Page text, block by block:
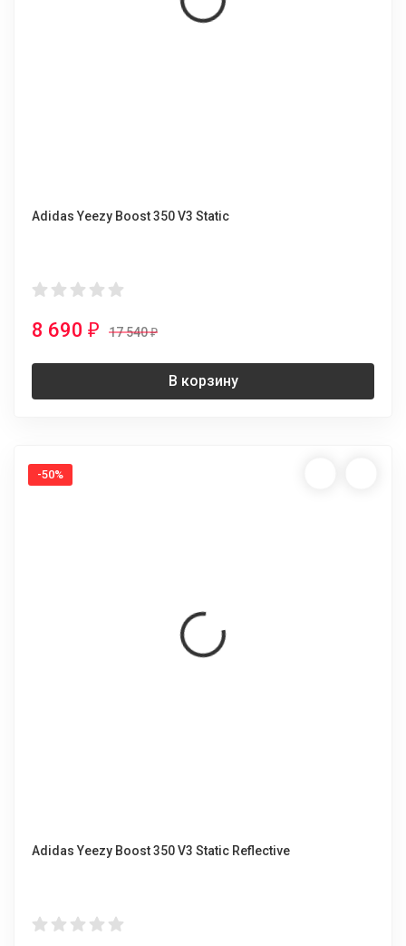
Adidas Yeezy Boost 350 V3 Static
8 690 ₽ 17 540₽
В корзину
-50%
Adidas Yeezy Boost 350 V3 Static Reflective